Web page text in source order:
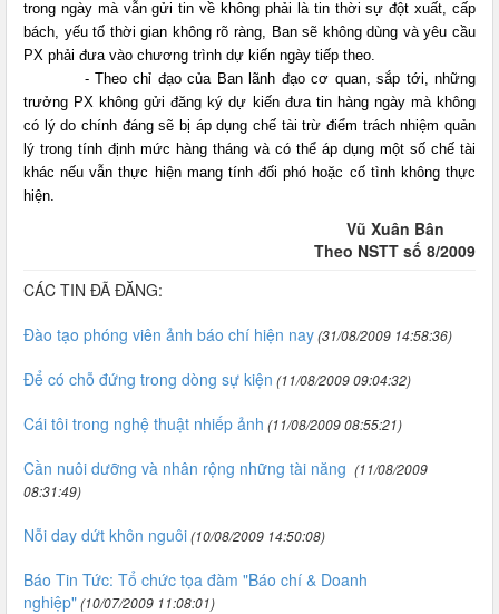
trong ngày mà vẫn gửi tin về không phải là tin thời sự đột xuất, cấp
bách, yếu tố thời gian không rõ ràng, Ban sẽ không dùng và yêu cầu
PX phải đưa vào chương trình dự kiến ngày tiếp theo.
- Theo chỉ đạo của Ban lãnh đạo cơ quan, sắp tới, những
trưởng PX không gửi đăng ký dự kiến đưa tin hàng ngày mà không
có lý do chính đáng sẽ bị áp dụng chế tài trừ điểm trách nhiệm quản
lý trong tính định mức hàng tháng và có thể áp dụng một số chế tài
khác nếu vẫn thực hiện mang tính đối phó hoặc cố tình không thực
hiện.
Vũ Xuân Bân
Theo NSTT số 8/2009
CÁC TIN ĐÃ ĐĂNG:
Đào tạo phóng viên ảnh báo chí hiện nay(31/08/2009 14:58:36)
Để có chỗ đứng trong dòng sự kiện (11/08/2009 09:04:32)
Cái tôi trong nghệ thuật nhiếp ảnh (11/08/2009 08:55:21)
Cần nuôi dưỡng và nhân rộng những tài năng (11/08/2009
08:31:49)
Nỗi day dứt khôn nguôi(10/08/2009 14:50:08)
Báo Tin Tức: Tổ chức tọa đàm "Báo chí & Doanh
nghiệp"(10/07/2009 11:08:01)